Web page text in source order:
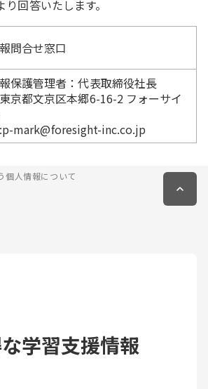
回答いたします。
問合せ窓口
保護管理者：代表取締役社長
京都文京区本郷6-16-2 フォーサイ
mark@foresight-inc.co.jp
個人情報について
学習支援情報